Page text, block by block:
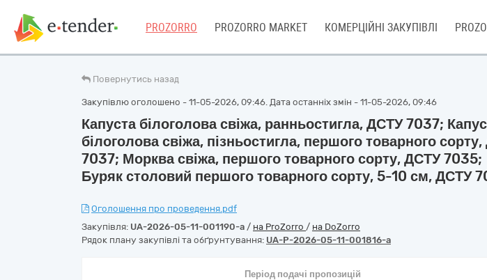
PROZORRO PROZORRO MARKET КОМЕРЦІЙНІ ЗАКУПІВЛІ
Повернутись назад
Закупівлю оголошено - 11-05-2026, 09:46. Дата останніх змін - 11-05-2026, 09:46
Капуста білоголова свіжа, ранньостигла, ДСТУ 7037;
білоголова свіжа, пізньостигла, першого товарного
7037; Морква свіжа, першого товарного сорту, ДСТУ 7035;
Буряк столовий першого товарного сорту, 5-10 см, ДСТУ
Оголошення про проведення.pdf
Закупівля: UA-2026-05-11-001190-a / на ProZorro / на DoZorro
Рядок плану закупівлі та обґрунтування: UA-P-2026-05-11-001816-a
Період подачі пропозицій